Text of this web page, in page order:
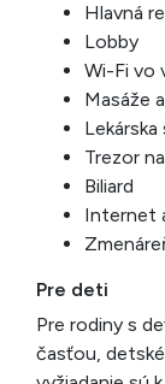
Hlavná
Lobby
Wi-Fi vo
Masáže
Lekárska
Trezor
Biliard
Internet
Pre deti
Pre rodiny s
časťou,